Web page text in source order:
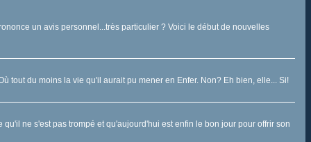
un avis personnel...très particulier ? Voici le début de nouvelles
tout du moins la vie qu'il aurait pu mener en Enfer. Non? Eh bien, elle... Si!
ne s'est pas trompé et qu'aujourd'hui est enfin le bon jour pour offrir son